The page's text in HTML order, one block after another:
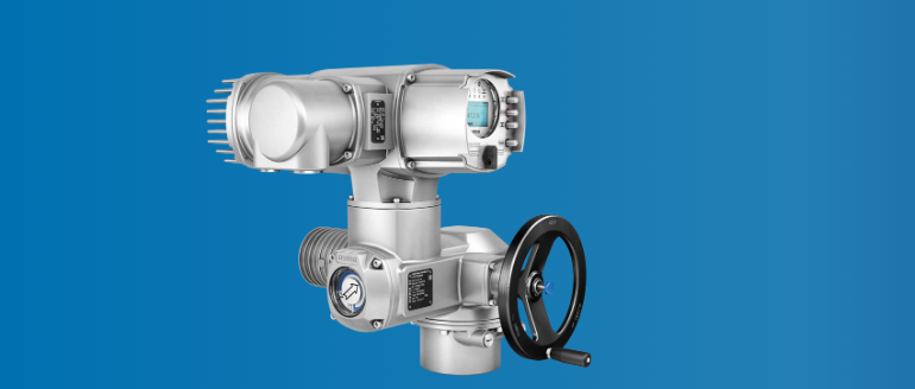
Ameryka Północna